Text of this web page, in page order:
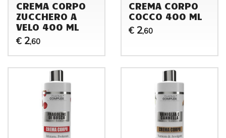
CREMA CORPO
ZUCCHERO A
VELO 400 ML
€ 2,60
CREMA CORPO
COCCO 400 ML
€ 2,60